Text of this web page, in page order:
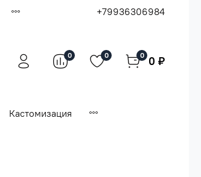
+79936306984
0 0 0 0 ₽
Кастомизация